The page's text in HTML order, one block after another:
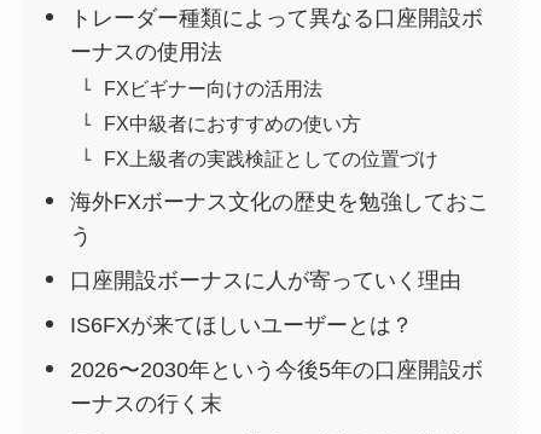
トレーダー種類によって異なる口座開設ボ
ーナスの使用法
FXビギナー向けの活用法
FX中級者におすすめの使い方
FX上級者の実践検証としての位置づけ
海外FXボーナス文化の歴史を勉強しておこ
う
口座開設ボーナスに人が寄っていく理由
IS6FXが来てほしいユーザーとは？
2026〜2030年という今後5年の口座開設ボ
ーナスの行く末